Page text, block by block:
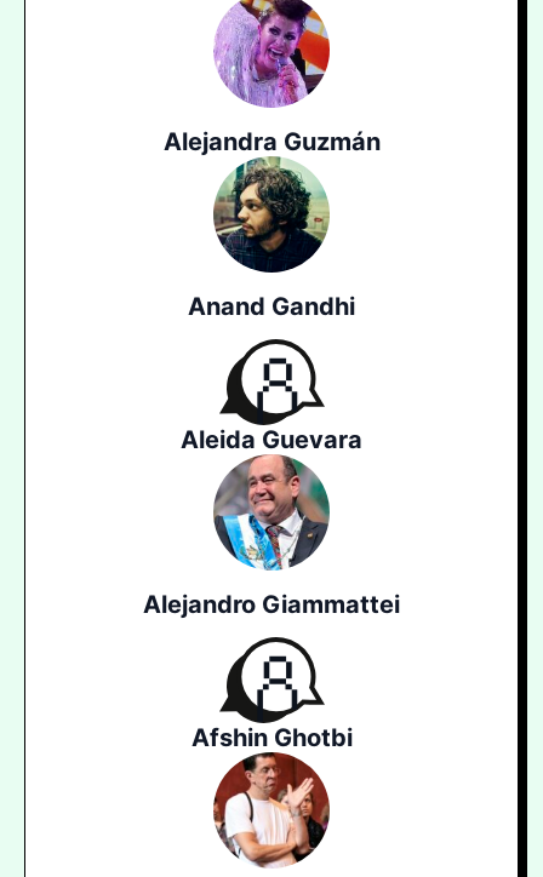
Alejandra Guzmán
Anand Gandhi
Aleida Guevara
Alejandro Giammattei
Afshin Ghotbi